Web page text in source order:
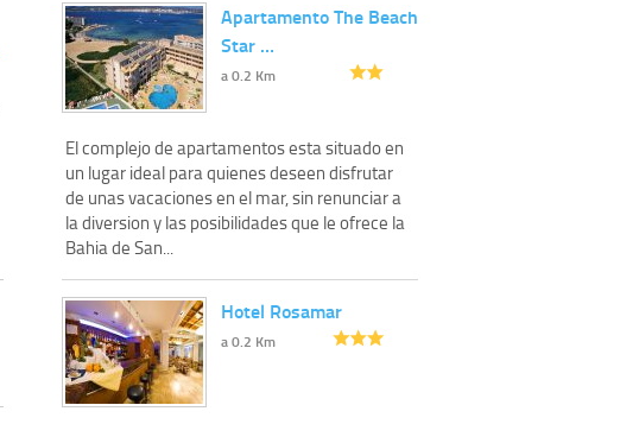
Apartamento The Beach
Star …
a 0.2 Km
El complejo de apartamentos esta situado en
un lugar ideal para quienes deseen disfrutar
de unas vacaciones en el mar, sin renunciar a
la diversion y las posibilidades que le ofrece la
Bahia de San...
Hotel Rosamar
a 0.2 Km